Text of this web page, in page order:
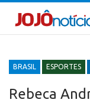
BRASIL ESPORTES
Rebeca